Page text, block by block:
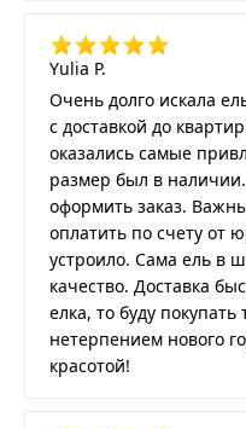
Yulia P.
Очень долго искала
с доставкой до
оказались самые
размер был в
оформить заказ.
оплатить по счету от
устроило. Сама ель в
качество. Доставка
елка, то буду
нетерпением нового
красотой!